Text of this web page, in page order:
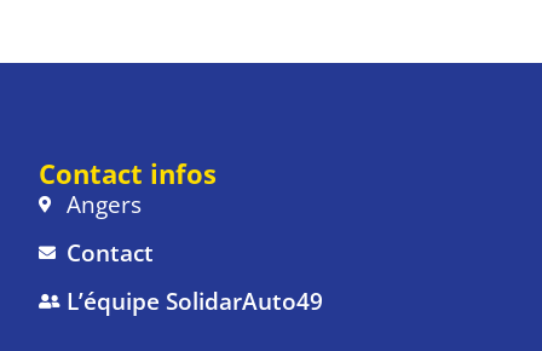
Contact infos
Angers
Contact
L’équipe SolidarAuto49